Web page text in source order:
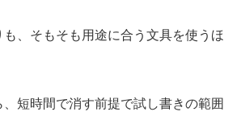
、そもそも用途に合う文具を使うほ
短時間で消す前提で試し書きの範囲